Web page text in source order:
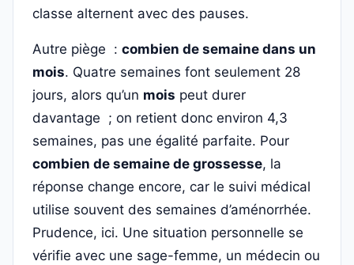
classe alternent avec des pauses.
Autre piège : combien de semaine dans un
mois. Quatre semaines font seulement 28
jours, alors qu’un mois peut durer
davantage ; on retient donc environ 4,3
semaines, pas une égalité parfaite. Pour
combien de semaine de grossesse, la
réponse change encore, car le suivi médical
utilise souvent des semaines d’aménorrhée.
Prudence, ici. Une situation personnelle se
vérifie avec une sage-femme, un médecin ou